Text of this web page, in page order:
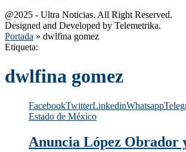
@2025 - Ultra Noticias. All Right Reserved.
Designed and Developed by Telemetrika.
Portada » dwlfina gomez
Etiqueta:
dwlfina gomez
FacebookTwitterLinkedinWhatsapp
Estado de México
Anuncia López Obrador